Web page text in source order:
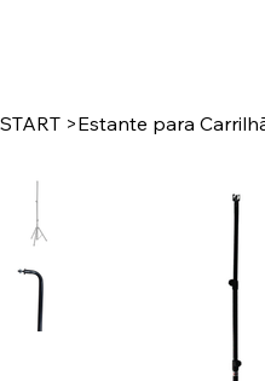
START >Estante para